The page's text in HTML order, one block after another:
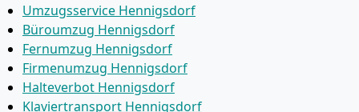
Umzugsservice Hennigsdorf
Büroumzug Hennigsdorf
Fernumzug Hennigsdorf
Firmenumzug Hennigsdorf
Halteverbot Hennigsdorf
Klaviertransport Hennigsdorf